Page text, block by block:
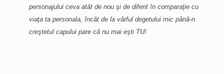
personajului ceva atât de nou şi de diferit în comparaţie cu
viaţa ta personala, încât de la vârful degetului mic până-n
creştetul capului pare că nu mai eşti TU!